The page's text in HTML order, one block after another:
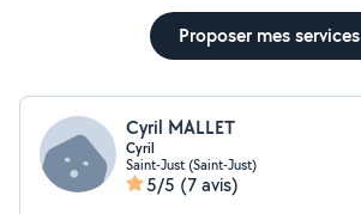
Proposer mes services
Cyril MALLET
Cyril
Saint-Just (Saint-Just)
5/5 (7 avis)